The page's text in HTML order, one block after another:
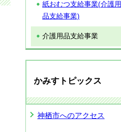
紙おむつ支給事業(介護用
品支給事業)
介護用品支給事業
かみすトピックス
神栖市へのアクセス